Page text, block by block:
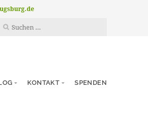
KONTAKT SPENDEN